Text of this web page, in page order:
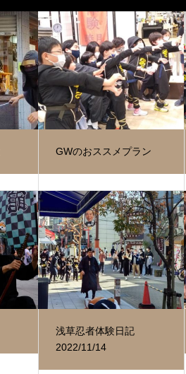
GWのおススメプラン
浅草忍者体験日記
2022/11/14